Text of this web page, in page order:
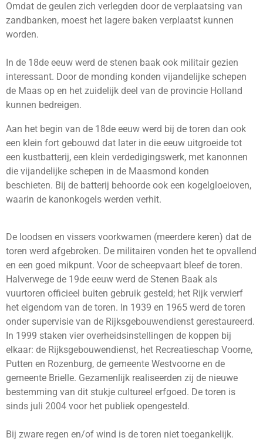
Omdat de geulen zich verlegden door de verplaatsing van
zandbanken, moest het lagere baken verplaatst kunnen
worden.
In de 18de eeuw werd de stenen baak ook militair gezien
interessant. Door de monding konden vijandelijke schepen
de Maas op en het zuidelijk deel van de provincie Holland
kunnen bedreigen.
Aan het begin van de 18de eeuw werd bij de toren dan ook
een klein fort gebouwd dat later in die eeuw uitgroeide tot
een kustbatterij, een klein verdedigingswerk, met kanonnen
die vijandelijke schepen in de Maasmond konden
beschieten. Bij de batterij behoorde ook een kogelgloeioven,
waarin de kanonkogels werden verhit.
De loodsen en vissers voorkwamen (meerdere keren) dat de
toren werd afgebroken. De militairen vonden het te opvallend
en een goed mikpunt. Voor de scheepvaart bleef de toren.
Halverwege de 19de eeuw werd de Stenen Baak als
vuurtoren officieel buiten gebruik gesteld; het Rijk verwierf
het eigendom van de toren. In 1939 en 1965 werd de toren
onder supervisie van de Rijksgebouwendienst gerestaureerd.
In 1999 staken vier overheidsinstellingen de koppen bij
elkaar: de Rijksgebouwendienst, het Recreatieschap Voorne,
Putten en Rozenburg, de gemeente Westvoorne en de
gemeente Brielle. Gezamenlijk realiseerden zij de nieuwe
bestemming van dit stukje cultureel erfgoed. De toren is
sinds juli 2004 voor het publiek opengesteld.
Bij zware regen en/of wind is de toren niet toegankelijk.